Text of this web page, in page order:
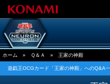
ホーム » Ｑ＆Ａ » 王家の神殿
遊戯王OCGカード「王家の神殿」へのQ&A一